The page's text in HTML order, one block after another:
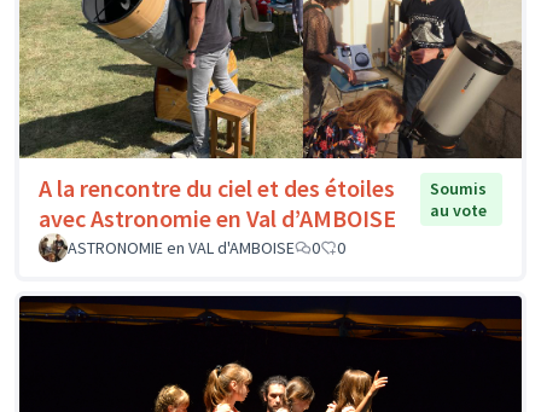
A la rencontre du ciel et des étoiles
avec Astronomie en Val d’AMBOISE
Soumis
au vote
ASTRONOMIE en VAL d'AMBOISE
0 0